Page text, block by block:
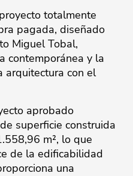
totalmente
pagada, diseñado
Miguel Tobal,
contemporánea y la
arquitectura con el
aprobado
superficie construida
m², lo que
de la edificabilidad
una